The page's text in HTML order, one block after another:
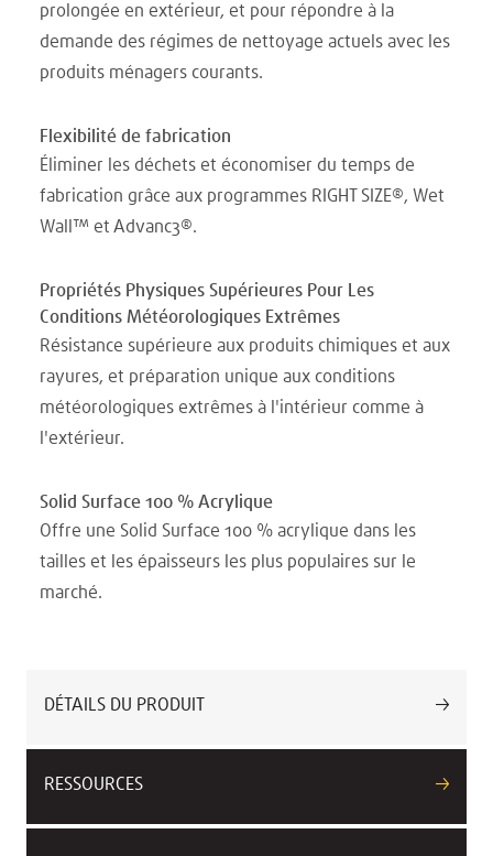
prolongée en extérieur, et pour répondre à la
demande des régimes de nettoyage actuels avec les
produits ménagers courants.
Flexibilité de fabrication
Éliminer les déchets et économiser du temps de
fabrication grâce aux programmes RIGHT SIZE®, Wet
Wall™ et Advanc3®.
Propriétés Physiques Supérieures Pour Les
Conditions Météorologiques Extrêmes
Résistance supérieure aux produits chimiques et aux
rayures, et préparation unique aux conditions
météorologiques extrêmes à l'intérieur comme à
l'extérieur.
Solid Surface 100 % Acrylique
Offre une Solid Surface 100 % acrylique dans les
tailles et les épaisseurs les plus populaires sur le
marché.
DÉTAILS DU PRODUIT
RESSOURCES